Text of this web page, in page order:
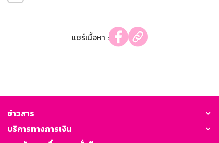
แชร์เนื้อหา :
ข่าวสาร
บริการทางการเงิน